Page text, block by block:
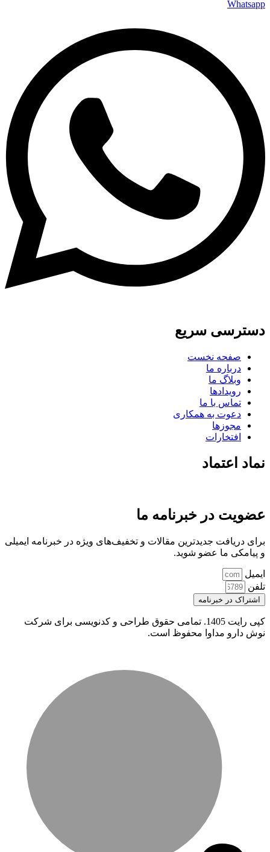
Whatsapp
دسترسی سریع
صفحه نخست
درباره ما
وبلاگ ما
رویدادها
تماس با ما
دعوت به همکاری
مجوزها
افتخارات
نماد اعتماد
عضویت در خبرنامه ما
برای دریافت جدیدترین مقالات و تخفیف‌های ویژه در خبرنامه ایمیلی
و پیامکی ما عضو شوید.
ایمیل
تلفن
اشتراک در خبرنامه
کپی رایت 1405. تمامی حقوق طراحی و کدنویسی برای شرکت
نوش دارو مداوا محفوظ است.